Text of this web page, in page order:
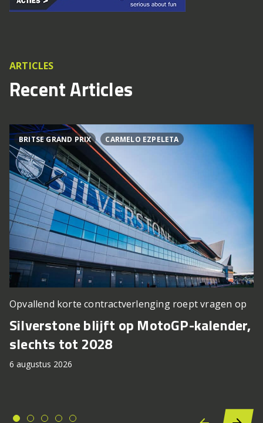
ARTICLES
Recent Articles
BRITSE GRAND PRIX CARMELO EZPELETA
Opvallend korte contractverlenging roept vragen op
Silverstone blijft op MotoGP-kalender,
slechts tot 2028
6 augustus 2026